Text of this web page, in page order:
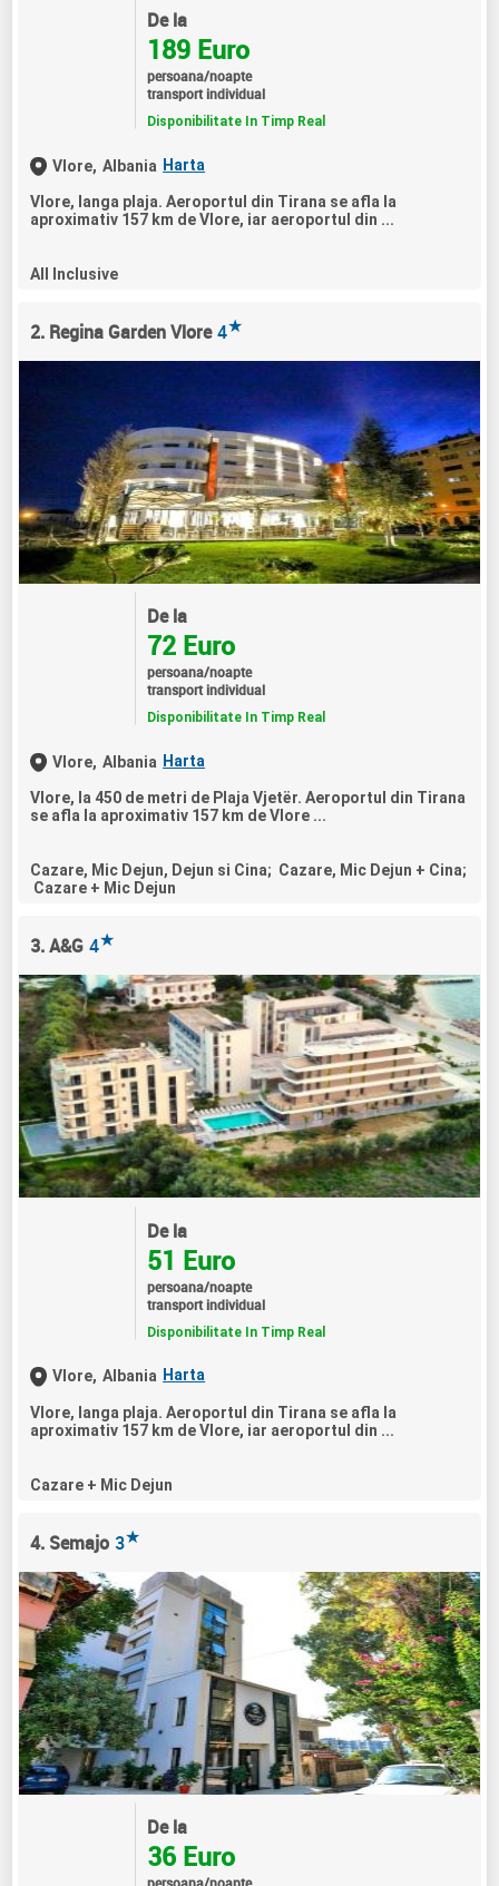
De la
189 Euro
persoana/noapte
transport individual
Disponibilitate In Timp Real
Vlore, Albania Harta
Vlore, langa plaja. Aeroportul din Tirana se afla la
aproximativ 157 km de Vlore, iar aeroportul din ...
All Inclusive
2. Regina Garden Vlore 4★
De la
72 Euro
persoana/noapte
transport individual
Disponibilitate In Timp Real
Vlore, Albania Harta
Vlore, la 450 de metri de Plaja Vjetër. Aeroportul din Tirana
se afla la aproximativ 157 km de Vlore ...
Cazare, Mic Dejun, Dejun si Cina; Cazare, Mic Dejun + Cina;
Cazare + Mic Dejun
3. A&G 4★
De la
51 Euro
persoana/noapte
transport individual
Disponibilitate In Timp Real
Vlore, Albania Harta
Vlore, langa plaja. Aeroportul din Tirana se afla la
aproximativ 157 km de Vlore, iar aeroportul din ...
Cazare + Mic Dejun
4. Semajo 3★
De la
36 Euro
persoana/noapte